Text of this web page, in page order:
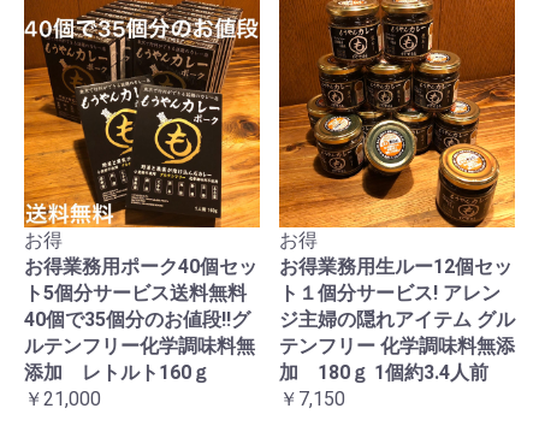
お得
お得業務用ポーク40個セッ
ト5個分サービス送料無料
40個で35個分のお値段!!グ
ルテンフリー化学調味料無
添加 レトルト160ｇ
￥21,000
お得
お得業務用生ルー12個セッ
ト１個分サービス! アレン
ジ主婦の隠れアイテム グル
テンフリー 化学調味料無添
加 180ｇ 1個約3.4人前
￥7,150